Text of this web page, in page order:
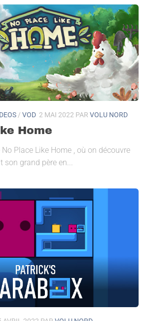
/ VOD 2 MAI 2022 PAR VOLU NORD
Home
No Place Like Home , où on découvre
son grand père en...